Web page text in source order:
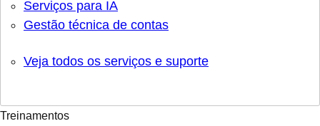
Serviços para IA
Gestão técnica de contas
Veja todos os serviços e suporte
Treinamentos